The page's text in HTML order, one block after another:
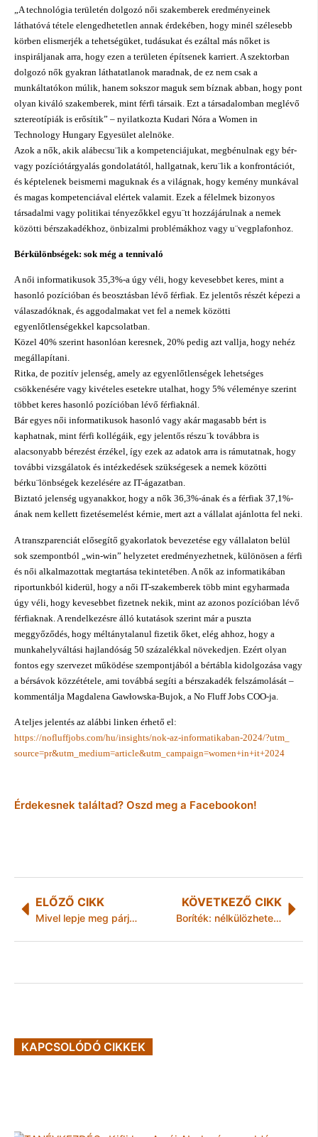
„A technológia területén dolgozó női szakemberek eredményeinek
láthatóvá tétele elengedhetetlen annak érdekében, hogy minél szélesebb
körben elismerjék a tehetségüket, tudásukat és ezáltal más nőket is
inspiráljanak arra, hogy ezen a területen építsenek karriert. A szektorban
dolgozó nők gyakran láthatatlanok maradnak, de ez nem csak a
munkáltatókon múlik, hanem sokszor maguk sem bíznak abban, hogy pont
olyan kiváló szakemberek, mint férfi társaik. Ezt a társadalomban meglévő
sztereotípiák is erősítik” – nyilatkozta Kudari Nóra a Women in
Technology Hungary Egyesület alelnöke.
Azok a nők, akik alábecsu¨lik a kompetenciájukat, megbénulnak egy bér-
vagy pozíciótárgyalás gondolatától, hallgatnak, keru¨lik a konfrontációt,
és képtelenek beismerni maguknak és a világnak, hogy kemény munkával
és magas kompetenciával elértek valamit. Ezek a félelmek bizonyos
társadalmi vagy politikai tényezőkkel egyu¨tt hozzájárulnak a nemek
közötti bérszakadékhoz, önbizalmi problémákhoz vagy u¨vegplafonhoz.
Bérkülönbségek: sok még a tennivaló
A női informatikusok 35,3%-a úgy véli, hogy kevesebbet keres, mint a
hasonló pozícióban és beosztásban lévő férfiak. Ez jelentős részét képezi a
válaszadóknak, és aggodalmakat vet fel a nemek közötti
egyenlőtlenségekkel kapcsolatban.
Közel 40% szerint hasonlóan keresnek, 20% pedig azt vallja, hogy nehéz
megállapítani.
Ritka, de pozitív jelenség, amely az egyenlőtlenségek lehetséges
csökkenésére vagy kivételes esetekre utalhat, hogy 5% véleménye szerint
többet keres hasonló pozícióban lévő férfiaknál.
Bár egyes női informatikusok hasonló vagy akár magasabb bért is
kaphatnak, mint férfi kollégáik, egy jelentős részu¨k továbbra is
alacsonyabb bérezést érzékel, így ezek az adatok arra is rámutatnak, hogy
további vizsgálatok és intézkedések szükségesek a nemek közötti
bérku¨lönbségek kezelésére az IT-ágazatban.
Biztató jelenség ugyanakkor, hogy a nők 36,3%-ának és a férfiak 37,1%-
ának nem kellett fizetésemelést kérnie, mert azt a vállalat ajánlotta fel neki.
A transzparenciát elősegítő gyakorlatok bevezetése egy vállalaton belül
sok szempontból „win-win” helyzetet eredményezhetnek, különösen a férfi
és női alkalmazottak megtartása tekintetében. A nők az informatikában
riportunkból kiderül, hogy a női IT-szakemberek több mint egyharmada
úgy véli, hogy kevesebbet fizetnek nekik, mint az azonos pozícióban lévő
férfiaknak. A rendelkezésre álló kutatások szerint már a puszta
meggyőződés, hogy méltánytalanul fizetik őket, elég ahhoz, hogy a
munkahelyváltási hajlandóság 50 százalékkal növekedjen. Ezért olyan
fontos egy szervezet működése szempontjából a bértábla kidolgozása vagy
a bérsávok közzététele, ami továbbá segíti a bérszakadék felszámolását –
kommentálja Magdalena Gawłowska-Bujok, a No Fluff Jobs COO-ja.
A teljes jelentés az alábbi linken érhető el:
https://nofluffjobs.com/hu/insights/nok-az-informatikaban-2024/?utm_
source=pr&utm_medium=article&utm_campaign=women+in+it+2024
Érdekesnek találtad? Oszd meg a Facebookon!
ELŐZŐ CIKK
Mivel lepje meg párját?
KÖVETKEZŐ CIKK
Boríték: nélkülözhetetlen a mindennapokban
KAPCSOLÓDÓ CIKKEK